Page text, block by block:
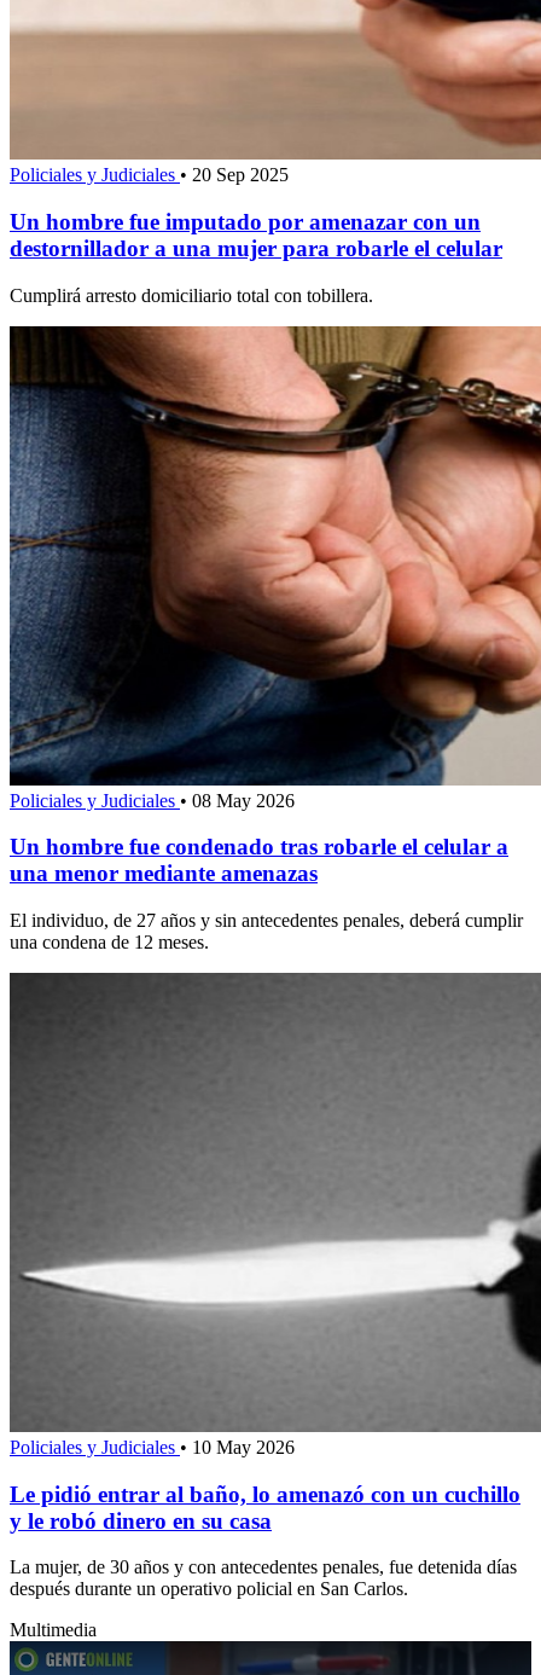
Policiales y Judiciales • 20 Sep 2025
Un hombre fue imputado por amenazar con un
destornillador a una mujer para robarle el celular
Cumplirá arresto domiciliario total con tobillera.
Policiales y Judiciales • 08 May 2026
Un hombre fue condenado tras robarle el celular a
una menor mediante amenazas
El individuo, de 27 años y sin antecedentes penales, deberá cumplir
una condena de 12 meses.
Policiales y Judiciales • 10 May 2026
Le pidió entrar al baño, lo amenazó con un cuchillo
y le robó dinero en su casa
La mujer, de 30 años y con antecedentes penales, fue detenida días
después durante un operativo policial en San Carlos.
Multimedia